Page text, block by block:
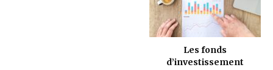
Les fonds
d’investissement